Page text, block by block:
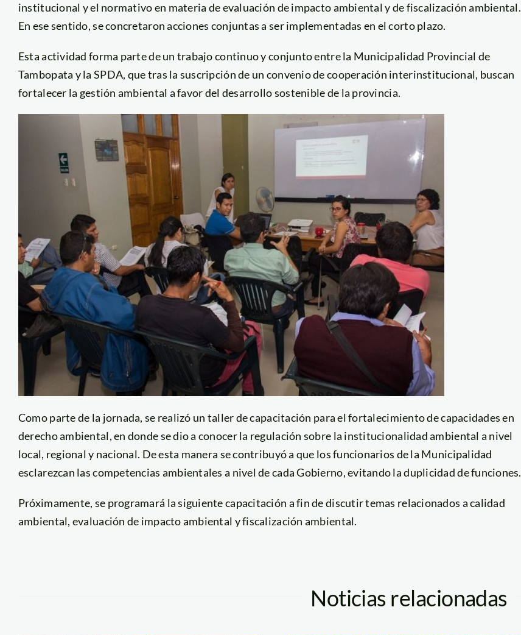
institucional y el normativo en materia de evaluación de impacto ambiental y de fiscalización ambiental.
En ese sentido, se concretaron acciones conjuntas a ser implementadas en el corto plazo.
Esta actividad forma parte de un trabajo continuo y conjunto entre la Municipalidad Provincial de
Tambopata y la SPDA, que tras la suscripción de un convenio de cooperación interinstitucional, buscan
fortalecer la gestión ambiental a favor del desarrollo sostenible de la provincia.
Como parte de la jornada, se realizó un taller de capacitación para el fortalecimiento de capacidades en
derecho ambiental, en donde se dio a conocer la regulación sobre la institucionalidad ambiental a nivel
local, regional y nacional. De esta manera se contribuyó a que los funcionarios de la Municipalidad
esclarezcan las competencias ambientales a nivel de cada Gobierno, evitando la duplicidad de funciones.
Próximamente, se programará la siguiente capacitación a fin de discutir temas relacionados a calidad
ambiental, evaluación de impacto ambiental y fiscalización ambiental.
Noticias relacionadas